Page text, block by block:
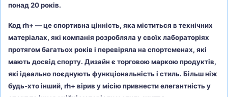
понад 20 років.
Код rh+ — це спортивна цінність, яка міститься в технічних
матеріалах, які компанія розробляла у своїх лабораторіях
протягом багатьох років і перевіряла на спортсменах, які
мають досвід спорту. Дизайн є торговою маркою продуктів,
які ідеально поєднують функціональність і стиль. Більш ніж
будь-хто інший, rh+ вірив у місію привнести елегантність у